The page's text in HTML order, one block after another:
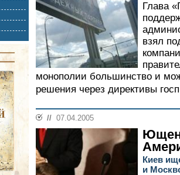
Глава
взял
монополии большинство и
решения через директивы
// 07.04.2005
Киев
и